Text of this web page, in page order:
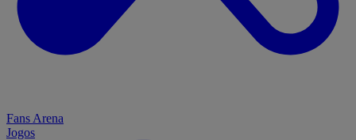
Fans Arena
Jogos